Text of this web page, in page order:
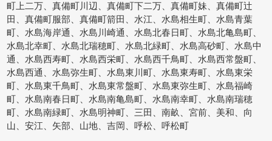
町上二万、真備町川辺、真備町下二万、真備町妹、真備町辻
田、真備町服部、真備町箭田、水江、水島相生町、水島青葉
町、水島海岸通、水島川崎通、水島北春日町、水島北亀島町、
水島北幸町、水島北瑞穂町、水島北緑町、水島高砂町、水島中
通、水島西寿町、水島西栄町、水島西千鳥町、水島西常盤町、
水島西通、水島弥生町、水島東川町、水島東寿町、水島東栄
町、水島東千鳥町、水島東常盤町、水島東弥生町、水島福崎
町、水島南春日町、水島南亀島町、水島南幸町、水島南瑞穂
町、水島南緑町、水島明神町、三田、南畝、宮前、美和、向
山、安江、矢部、山地、吉岡、呼松、呼松町